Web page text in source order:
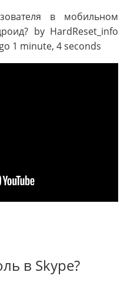
в мобильном
by HardReset_info
1 minute, 4 seconds
в Skype?